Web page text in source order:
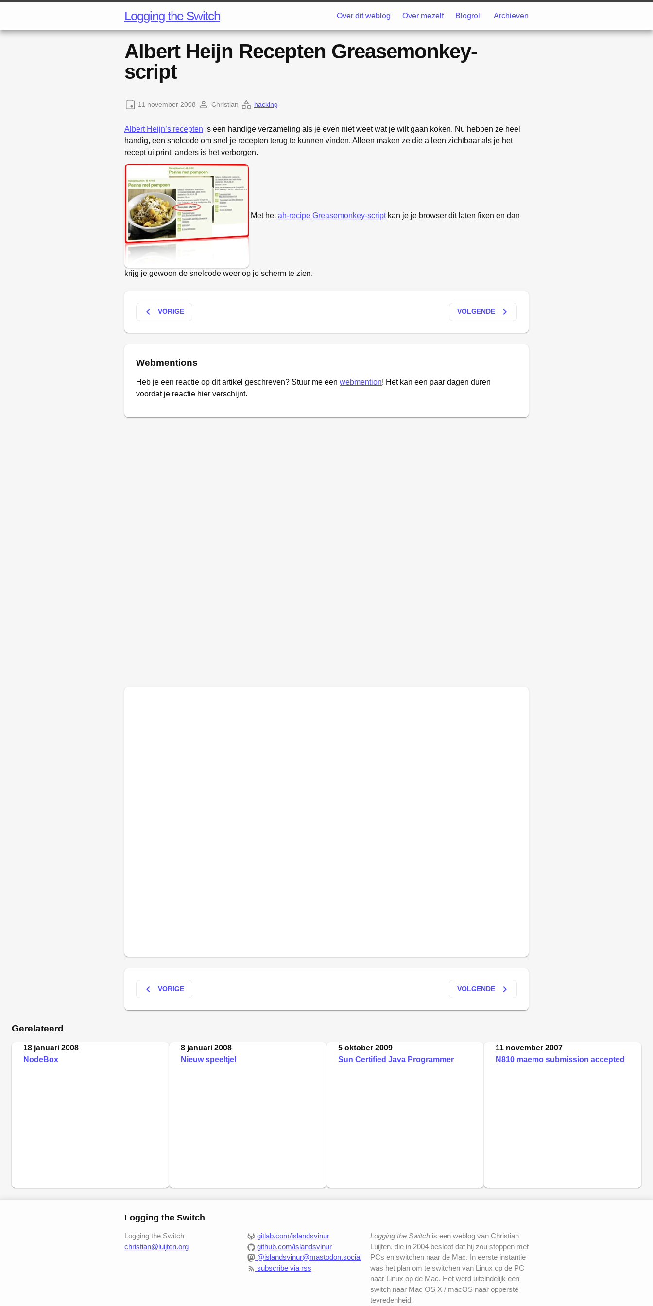
Logging the Switch Over dit weblog Over mezelf Blogroll Archieven
Albert Heijn Recepten Greasemonkey-
script
11 november 2008 Christian hacking
Albert Heijn’s recepten is een handige verzameling als je even niet weet wat je wilt gaan koken. Nu hebben ze heel
handig, een snelcode om snel je recepten terug te kunnen vinden. Alleen maken ze die alleen zichtbaar als je het
recept uitprint, anders is het verborgen.
Met hetah-recipe Greasemonkey-scriptkan je je browser dit laten fixen en dan
krijg je gewoon de snelcode weer op je scherm te zien.
keyboard_arrow_left VORIGE VOLGENDE keyboard_arrow_right
Webmentions
Heb je een reactie op dit artikel geschreven? Stuur me een webmention! Het kan een paar dagen duren
voordat je reactie hier verschijnt.
keyboard_arrow_left VORIGE VOLGENDE keyboard_arrow_right
Gerelateerd
18 januari 2008
NodeBox
8 januari 2008
Nieuw speeltje!
5 oktober 2009
Sun Certified Java Programmer
11 november 2007
N810 maemo submission accepted
Logging the Switch
Logging the Switch
christian@luijten.org
gitlab.com/islandsvinur
github.com/islandsvinur
@islandsvinur@mastodon.social
subscribe via rss
Logging the Switchis een weblog van Christian
Luijten, die in 2004 besloot dat hij zou stoppen met
PCs en switchen naar de Mac. In eerste instantie
was het plan om te switchen van Linux op de PC
naar Linux op de Mac. Het werd uiteindelijk een
switch naar Mac OS X / macOS naar opperste
tevredenheid.